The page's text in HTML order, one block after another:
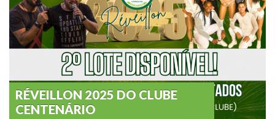
RÉVEILLON 2025 DO CLUBE
CENTENÁRIO